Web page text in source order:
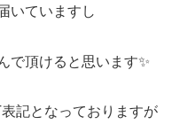
いていますし
頂けると思います✨
となっておりますが